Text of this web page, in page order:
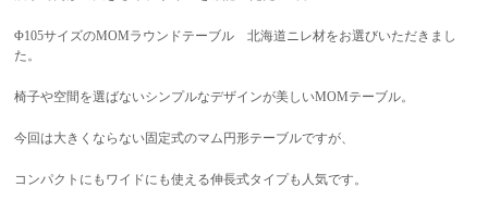
Φ105サイズのMOMラウンドテーブル 北海道ニレ材をお選びいただきまし
た。
椅子や空間を選ばないシンプルなデザインが美しいMOMテーブル。
今回は大きくならない固定式のマム円形テーブルですが、
コンパクトにもワイドにも使える伸長式タイプも人気です。